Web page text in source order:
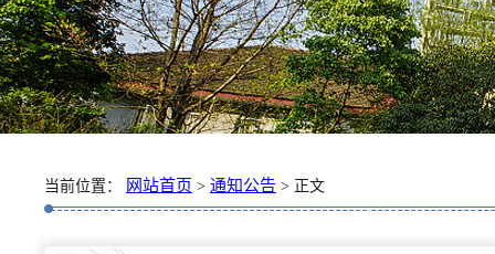
当前位置： 网站首页 > 通知公告 > 正文